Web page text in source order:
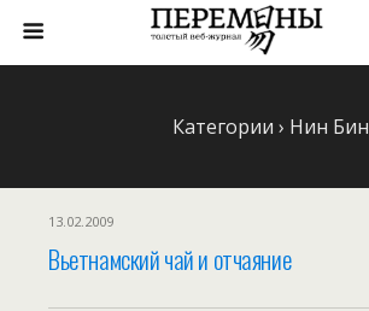
Категории › Нин Бин
13.02.2009
Вьетнамский чай и отчаяние